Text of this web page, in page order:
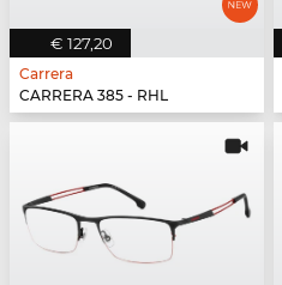
€ 127,20
Carrera
CARRERA 385 - RHL